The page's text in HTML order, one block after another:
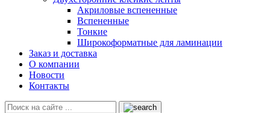
Акриловые вспененные
Вспененные
Тонкие
Широкоформатные для ламинации
Заказ и доставка
О компании
Новости
Контакты